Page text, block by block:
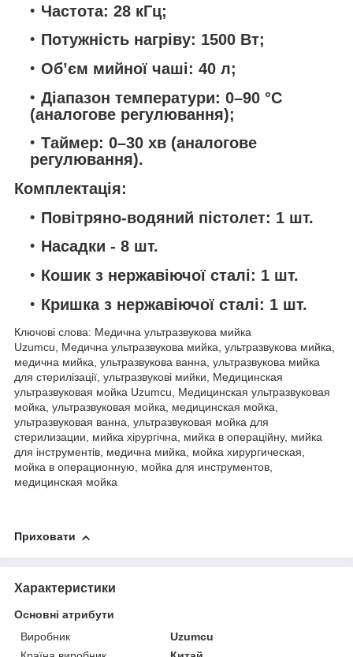
Частота: 28 кГц;
Потужність нагріву: 1500 Вт;
Об’єм мийної чаші: 40 л;
Діапазон температури: 0–90 °C
(аналогове регулювання);
Таймер: 0–30 хв (аналогове
регулювання).
Комплектація:
Повітряно-водяний пістолет: 1 шт.
Насадки - 8 шт.
Кошик з нержавіючої сталі: 1 шт.
Кришка з нержавіючої сталі: 1 шт.
Ключові слова: Медична ультразвукова мийка
Uzumcu, Медична ультразвукова мийка, ультразвукова мийка,
медична мийка, ультразвукова ванна, ультразвукова мийка
для стерилізації, ультразвукові мийки, Медицинская
ультразвуковая мойка Uzumcu, Медицинская ультразвуковая
мойка, ультразвуковая мойка, медицинская мойка,
ультразвуковая ванна, ультразвуковая мойка для
стерилизации, мийка хірургічна, мийка в операційну, мийка
для інструментів, медична мийка, мойка хирургическая,
мойка в операционную, мойка для инструментов,
медицинская мойка
Приховати
Характеристики
Основні атрибути
Виробник
Uzumcu